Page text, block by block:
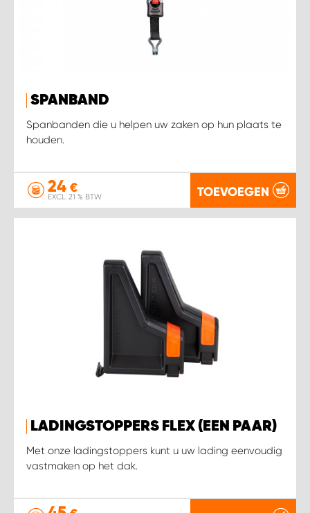
SPANBAND
Spanbanden die u helpen uw zaken op hun plaats te
houden.
24 €
EXCL. 21 % BTW TOEVOEGEN
LADINGSTOPPERS FLEX (EEN PAAR)
Met onze ladingstoppers kunt u uw lading eenvoudig
vastmaken op het dak.